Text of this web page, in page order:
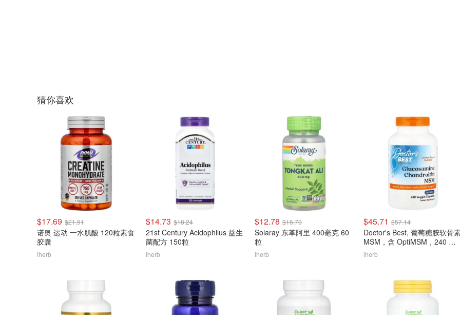
猜你喜欢
$17.69 $21.91
诺奥 运动 一水肌酸 120粒素食
胶囊
iherb
$14.73 $18.24
21st Century Acidophilus 益生
菌配方 150粒
iherb
$12.78 $16.70
Solaray 东革阿里 400毫克 60
粒
iherb
$45.71 $57.14
Doctor's Best, 葡萄糖胺软骨
MSM，含 OptiMSM，240 粒
素食胶囊
iherb